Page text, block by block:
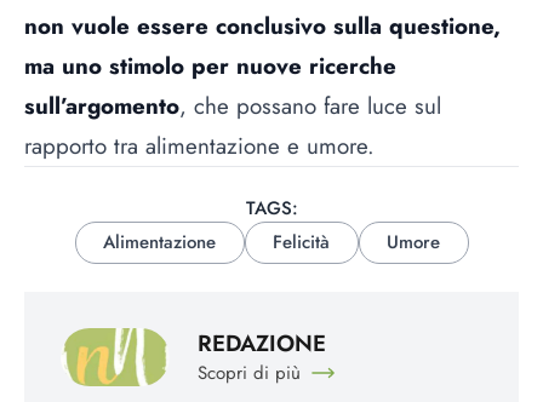
non vuole essere conclusivo sulla questione,
ma uno stimolo per nuove ricerche
sull’argomento, che possano fare luce sul
rapporto tra alimentazione e umore.
TAGS:
Alimentazione
Felicità Umore
REDAZIONE
Scopri di più